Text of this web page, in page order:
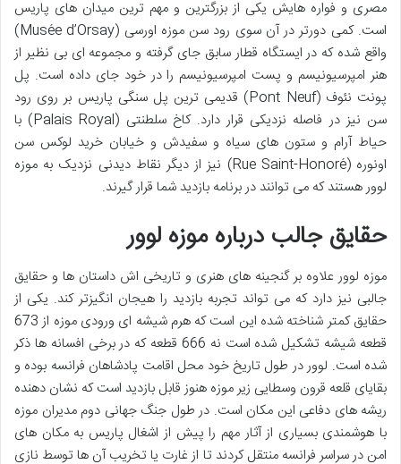
مصری و فواره هایش یکی از بزرگترین و مهم ترین میدان های پاریس
است. کمی دورتر در آن سوی رود سن موزه اورسی (Musée d’Orsay)
واقع شده که در ایستگاه قطار سابق جای گرفته و مجموعه ای بی نظیر از
هنر امپرسیونیسم و پست امپرسیونیسم را در خود جای داده است. پل
پونت نئوف (Pont Neuf) قدیمی ترین پل سنگی پاریس بر روی رود
سن نیز در فاصله نزدیکی قرار دارد. کاخ سلطنتی (Palais Royal) با
حیاط آرام و ستون های سیاه و سفیدش و خیابان خرید لوکس سن
اونوره (Rue Saint-Honoré) نیز از دیگر نقاط دیدنی نزدیک به موزه
لوور هستند که می توانند در برنامه بازدید شما قرار گیرند.
حقایق جالب درباره موزه لوور
موزه لوور علاوه بر گنجینه های هنری و تاریخی اش داستان ها و حقایق
جالبی نیز دارد که می تواند تجربه بازدید را هیجان انگیزتر کند. یکی از
حقایق کمتر شناخته شده این است که هرم شیشه ای ورودی موزه از 673
قطعه شیشه تشکیل شده است نه 666 قطعه که در برخی افسانه ها ذکر
شده است. لوور در طول تاریخ خود محل اقامت پادشاهان فرانسه بوده و
بقایای قلعه قرون وسطایی زیر موزه هنوز قابل بازدید است که نشان دهنده
ریشه های دفاعی این مکان است. در طول جنگ جهانی دوم مدیران موزه
با هوشمندی بسیاری از آثار مهم را پیش از اشغال پاریس به مکان های
امن در سراسر فرانسه منتقل کردند تا از غارت یا تخریب آن ها توسط نازی